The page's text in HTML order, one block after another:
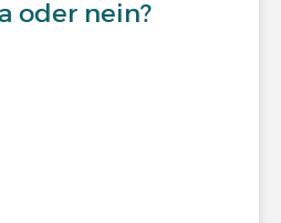
oder nein?